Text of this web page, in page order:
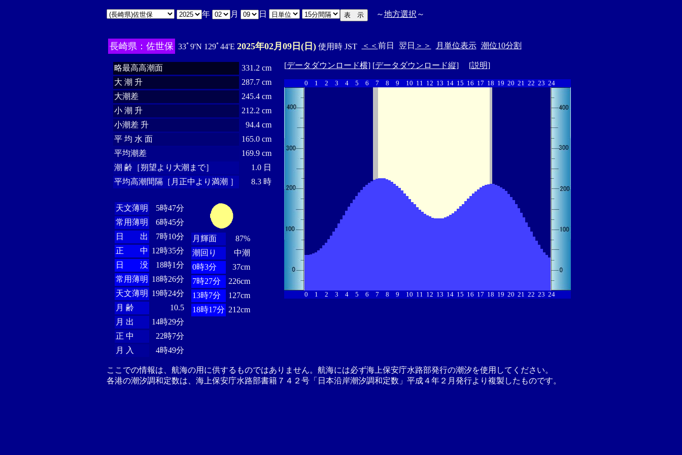
年 月 日 ～地方選択 ～
長崎県：佐世保 33ﾟ9'N 129ﾟ44'E 2025年02月09日(日)使用時 JST ＜＜ 前日 翌日 ＞＞ 月単位表示 潮位10分割
略最高高潮面
331.2 cm
大 潮 升
287.7 cm
大潮差
245.4 cm
小 潮 升
212.2 cm
小潮差 升
94.4 cm
平 均 水 面
165.0 cm
平均潮差
169.9 cm
潮 齢［朔望より大潮まで］
1.0 日
平均高潮間隔［月正中より満潮 ］
8.3 時
天文薄明
5時47分
常用薄明
6時45分
日 出
7時10分
正 中 12時35分
日 没
18時1分
常用薄明 18時26分
天文薄明 19時24分
月 齢
10.5
月 出
14時29分
正 中
22時7分
月 入
4時49分
月輝面
87%
潮回り
中潮
0時3分
37cm
7時27分
226cm
13時7分
127cm
18時17分 212cm
[データダウンロード横] [データダウンロード縦] [説明]
0 1 2 3 4 5 6 7 8 9 10 11 12 13 14 15 16 17 18 19 20 21 22 23 24
0 1 2 3 4 5 6 7 8 9 10 11 12 13 14 15 16 17 18 19 20 21 22 23 24
ここでの情報は、航海の用に供するものではありません。航海には必ず海上保安庁水路部発行の潮汐を使用してください。
各港の潮汐調和定数は、海上保安庁水路部書籍７４２号「日本沿岸潮汐調和定数」平成４年２月発行より複製したものです。